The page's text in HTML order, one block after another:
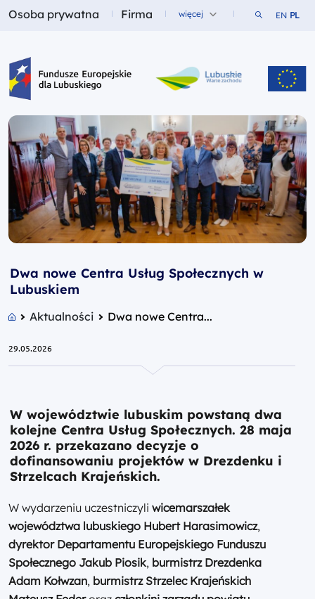
Fundusze dla
Osoba prywatna Fundusze dla
Firma więcej Szukaj w
EN PL
Fundusze Europejskie dla Lubuskiego
Dwa nowe Centra Usług Społecznych w
Lubuskiem
Aktualności Dwa nowe Centra...
29.05.2026
W województwie lubuskim powstaną dwa
kolejne Centra Usług Społecznych. 28 maja
2026 r. przekazano decyzje o
dofinansowaniu projektów w Drezdenku i
Strzelcach Krajeńskich.
W wydarzeniu uczestniczyli wicemarszałek
województwa lubuskiego Hubert Harasimowicz,
dyrektor Departamentu Europejskiego Funduszu
Społecznego Jakub Piosik, burmistrz Drezdenka
Adam Kołwzan, burmistrz Strzelec Krajeńskich